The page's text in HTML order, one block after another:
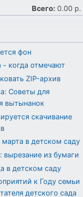
Всего: 0.00 р.
фон
- когда отмечают
ZIP-архив
Советы для
вытынанок
скачивание
в детском саду
вырезание из бумаги
в детском саду
к Году семьи
детского сада